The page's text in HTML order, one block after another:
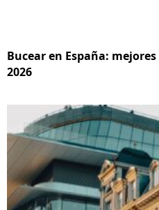
Bucear en España:
2026